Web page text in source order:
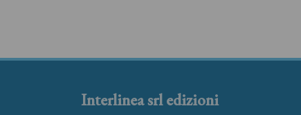
Interlinea srl edizioni